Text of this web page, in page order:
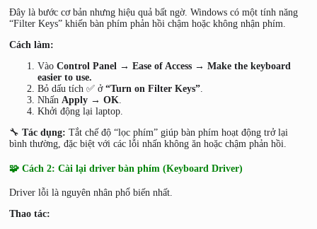
Đây là bước cơ bản nhưng hiệu quả bất ngờ. Windows có một tính năng
“Filter Keys” khiến bàn phím phản hồi chậm hoặc không nhận phím.
Cách làm:
Vào Control Panel → Ease of Access → Make the keyboard
easier to use.
Bỏ dấu tích ✅ ở “Turn on Filter Keys”.
Nhấn Apply → OK.
Khởi động lại laptop.
🔧 Tác dụng: Tắt chế độ “lọc phím” giúp bàn phím hoạt động trở lại
bình thường, đặc biệt với các lỗi nhấn không ăn hoặc chậm phản hồi.
🧩 Cách 2: Cài lại driver bàn phím (Keyboard Driver)
Driver lỗi là nguyên nhân phổ biến nhất.
Thao tác: